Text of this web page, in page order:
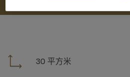
30 平方米